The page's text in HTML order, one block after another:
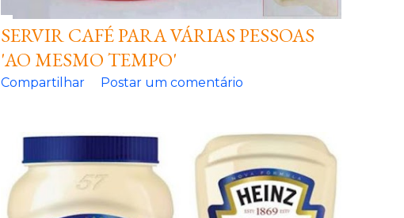
SERVIR CAFÉ PARA VÁRIAS PESSOAS
'AO MESMO TEMPO'
Compartilhar Postar um comentário